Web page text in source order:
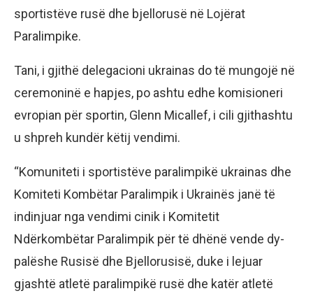
sportistëve rusë dhe bjellorusë në Lojërat
Paralimpike.
Tani, i gjithë delegacioni ukrainas do të mungojë në
ceremoninë e hapjes, po ashtu edhe komisioneri
evropian për sportin, Glenn Micallef, i cili gjithashtu
u shpreh kundër këtij vendimi.
“Komuniteti i sportistëve paralimpikë ukrainas dhe
Komiteti Kombëtar Paralimpik i Ukrainës janë të
indinjuar nga vendimi cinik i Komitetit
Ndërkombëtar Paralimpik për të dhënë vende dy-
palëshe Rusisë dhe Bjellorusisë, duke i lejuar
gjashtë atletë paralimpikë rusë dhe katër atletë